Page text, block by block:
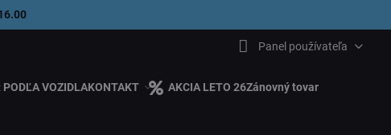
- 16.00
Panel používateľa
PODĽA VOZIDLAKONTAKT AKCIA LETO 26Zánovný tovar